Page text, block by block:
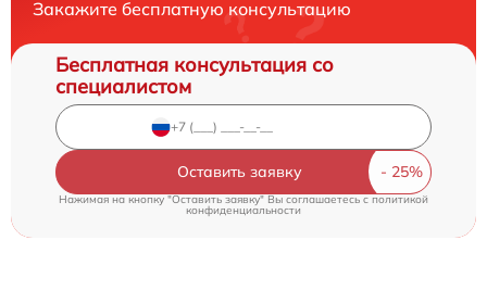
Закажите бесплатную консультацию
Бесплатная консультация со
специалистом
Оставить заявку
Нажимая на кнопку "Оставить заявку" Вы соглашаетесь cполитикой
конфиденциальности